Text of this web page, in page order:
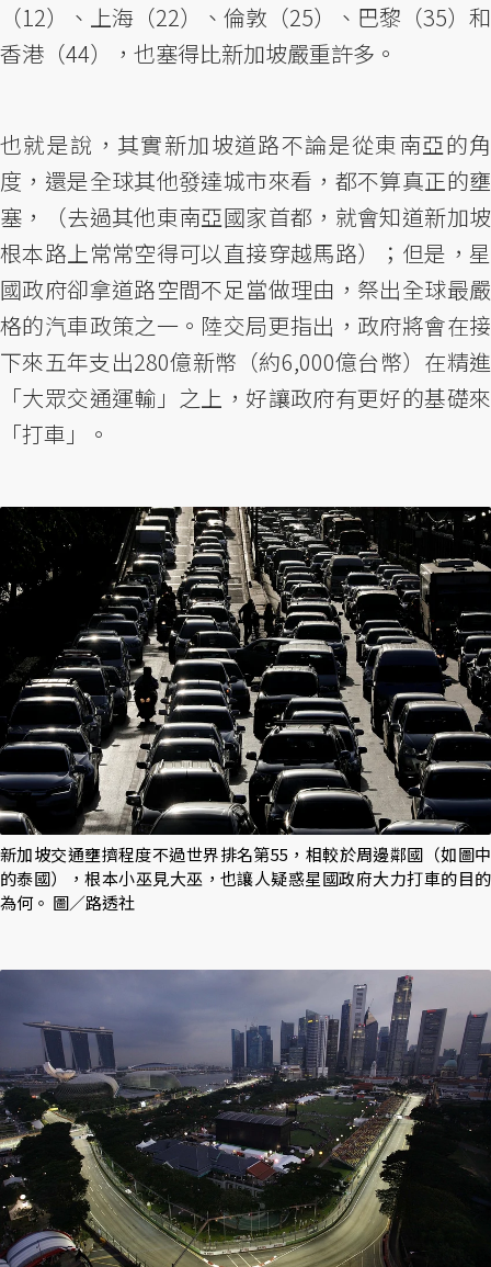
（12）、上海（22）、倫敦（25）、巴黎（35）和
香港（44），也塞得比新加坡嚴重許多。
也就是說，其實新加坡道路不論是從東南亞的角
度，還是全球其他發達城市來看，都不算真正的壅
塞，（去過其他東南亞國家首都，就會知道新加坡
根本路上常常空得可以直接穿越馬路）；但是，星
國政府卻拿道路空間不足當做理由，祭出全球最嚴
格的汽車政策之一。陸交局更指出，政府將會在接
下來五年支出280億新幣（約6,000億台幣）在精進
「大眾交通運輸」之上，好讓政府有更好的基礎來
「打車」。
新加坡交通壅擠程度不過世界排名第55，相較於周邊鄰國（如圖中
的泰國），根本小巫見大巫，也讓人疑惑星國政府大力打車的目的
為何。 圖／路透社